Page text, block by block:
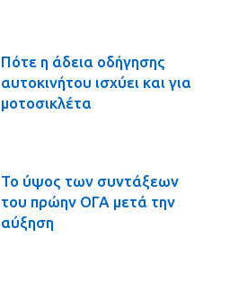
Πότε η άδεια οδήγησης
αυτοκινήτου ισχύει και για
μοτοσικλέτα
Το ύψος των συντάξεων
του πρώην ΟΓΑ μετά την
αύξηση